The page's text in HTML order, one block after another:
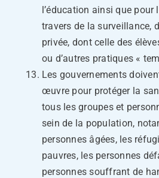
l’éducation ainsi que pour
travers de la surveillance,
privée, dont celle des
ou d’autres pratiques «
Les gouvernements
œuvre pour protéger la
tous les groupes et
sein de la population,
personnes âgées, les
pauvres, les personnes
personnes souffrant de